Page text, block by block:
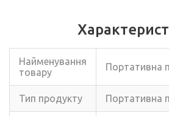
Найменування
товару
Портативна
Тип продукту Портативна